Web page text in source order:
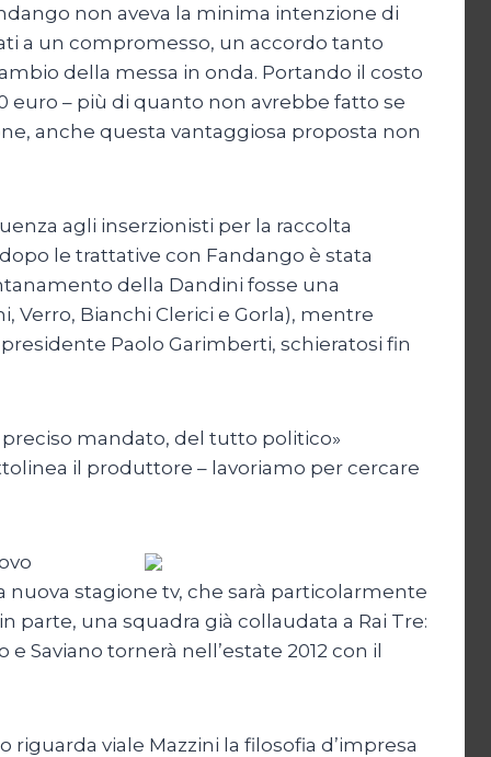
non aveva la minima intenzione di
a un compromesso, un accordo tanto
della messa in onda. Portando il costo
euro – più di quanto non avrebbe fatto se
anche questa vantaggiosa proposta non
agli inserzionisti per la raccolta
le trattative con Fandango è stata
della Dandini fosse una
Verro, Bianchi Clerici e Gorla), mentre
Paolo Garimberti, schieratosi fin
mandato, del tutto politico»
il produttore – lavoriamo per cercare
stagione tv, che sarà particolarmente
parte, una squadra già collaudata a Rai Tre:
Saviano tornerà nell’estate 2012 con il
viale Mazzini la filosofia d’impresa